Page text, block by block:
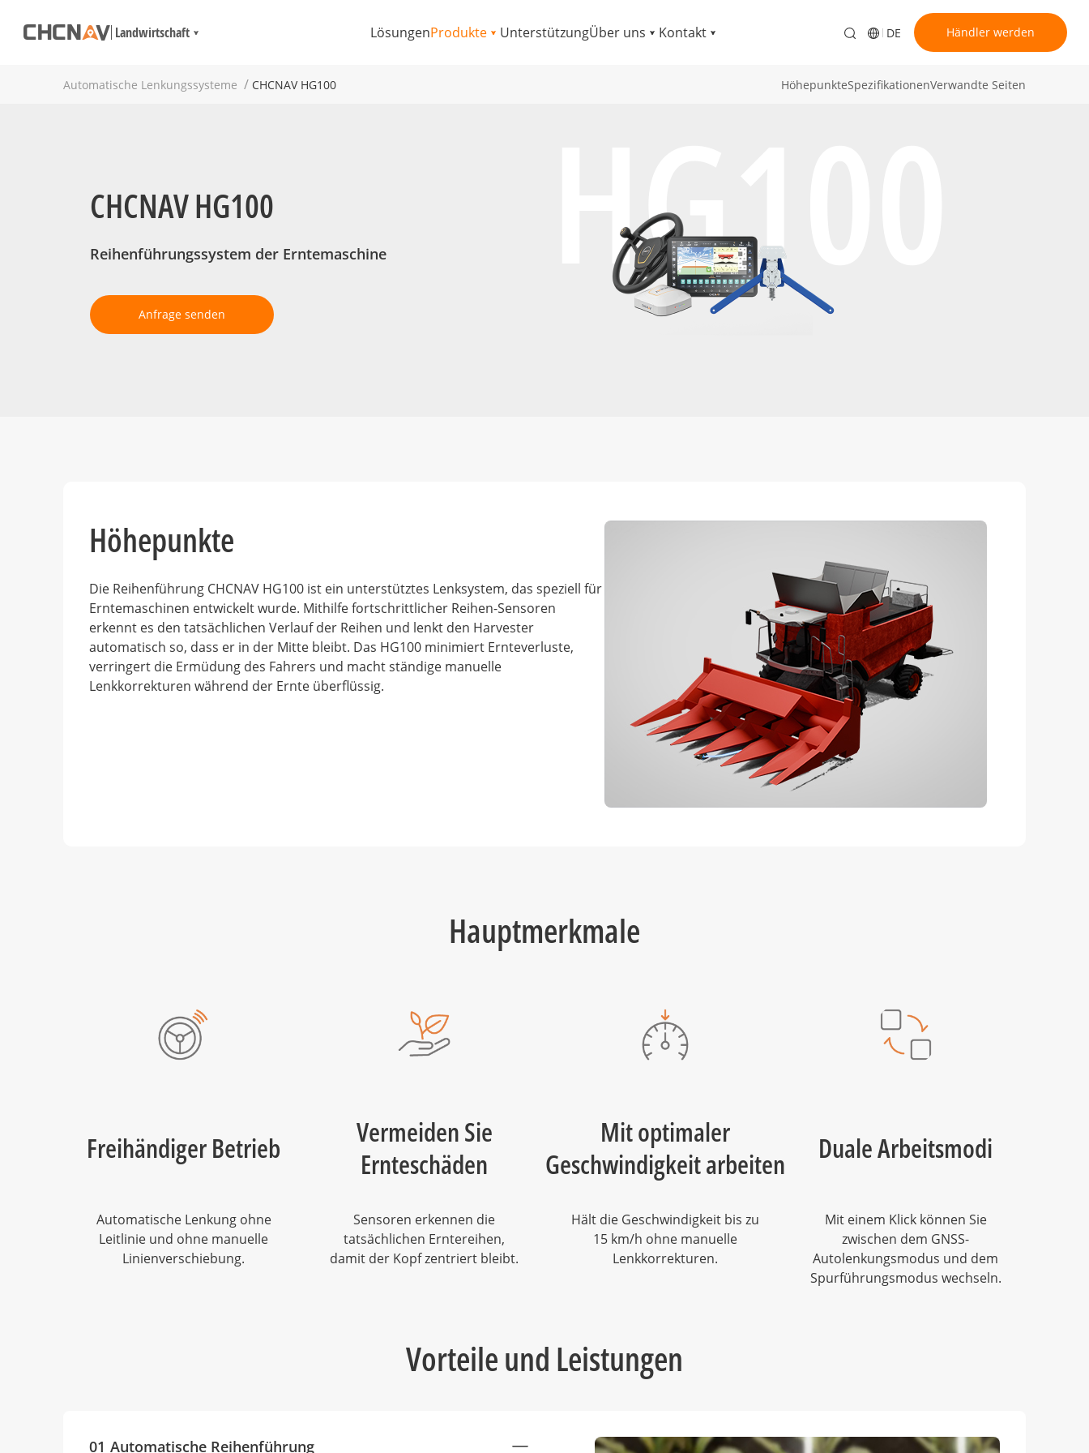
Landwirtschaft LösungenProdukte UnterstützungÜber uns Kontakt DE Händler werden
Automatische Lenkungssysteme CHCNAV HG100 HöhepunkteSpezifikationenVerwandte Seiten
CHCNAV HG100
Reihenführungssystem der Erntemaschine
Anfrage senden
HG100
Höhepunkte
Die Reihenführung CHCNAV HG100 ist ein unterstütztes Lenksystem, das speziell für
Erntemaschinen entwickelt wurde. Mithilfe fortschrittlicher Reihen-Sensoren
erkennt es den tatsächlichen Verlauf der Reihen und lenkt den Harvester
automatisch so, dass er in der Mitte bleibt. Das HG100 minimiert Ernteverluste,
verringert die Ermüdung des Fahrers und macht ständige manuelle
Lenkkorrekturen während der Ernte überflüssig.
Hauptmerkmale
Freihändiger Betrieb
Automatische Lenkung ohne
Leitlinie und ohne manuelle
Linienverschiebung.
Vermeiden Sie
Ernteschäden
Sensoren erkennen die
tatsächlichen Erntereihen,
damit der Kopf zentriert bleibt.
Mit optimaler
Geschwindigkeit arbeiten
Hält die Geschwindigkeit bis zu
15 km/h ohne manuelle
Lenkkorrekturen.
Duale Arbeitsmodi
Mit einem Klick können Sie
zwischen dem GNSS-
Autolenkungsmodus und dem
Spurführungsmodus wechseln.
Vorteile und Leistungen
01 Automatische Reihenführung